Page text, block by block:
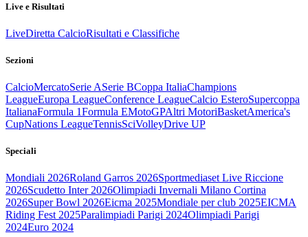
Live e Risultati
LiveDiretta CalcioRisultati e Classifiche
Sezioni
CalcioMercatoSerie ASerie BCoppa ItaliaChampions
LeagueEuropa LeagueConference LeagueCalcio EsteroSupercoppa
ItalianaFormula 1Formula EMotoGPAltri MotoriBasketAmerica's
CupNations LeagueTennisSciVolleyDrive UP
Speciali
Mondiali 2026Roland Garros 2026Sportmediaset Live Riccione
2026Scudetto Inter 2026Olimpiadi Invernali Milano Cortina
2026Super Bowl 2026Eicma 2025Mondiale per club 2025EICMA
Riding Fest 2025Paralimpiadi Parigi 2024Olimpiadi Parigi
2024Euro 2024